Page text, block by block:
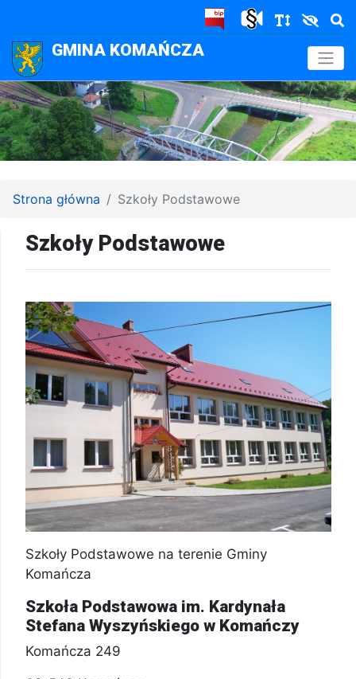
GMINA KOMAŃCZA .
Strona główna Szkoły Podstawowe
Szkoły Podstawowe
Szkoły Podstawowe na terenie Gminy
Komańcza
Szkoła Podstawowa im. Kardynała
Stefana Wyszyńskiego w Komańczy
Komańcza 249